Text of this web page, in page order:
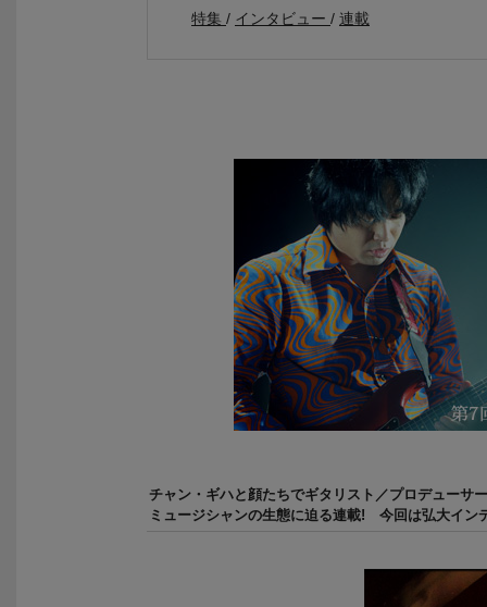
特集 インタビュー 連載
チャン・ギハと顔たちでギタリスト／プロデューサ
ミュージシャンの生態に迫る連載! 今回は弘大イン